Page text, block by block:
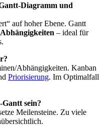
Diagramm und
auf hoher Ebene. Gantt
– ideal für
Abhängigkeiten. Kanban
Priorisierung. Im Optimalfall
sein?
Meilensteine. Zu viele